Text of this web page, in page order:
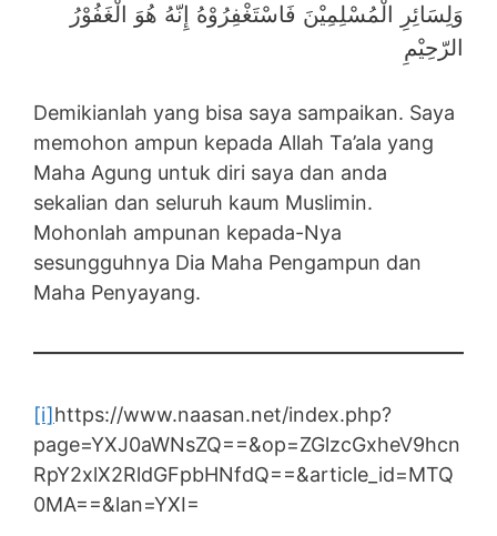
وَلِسَائِرِ الْمُسْلِمِيْنَ فَاسْتَغْفِرُوْهُ إِنّهُ هُوَ الْغَفُوْرُ
الرّحِيْمِ
Demikianlah yang bisa saya sampaikan. Saya
memohon ampun kepada Allah Ta’ala yang
Maha Agung untuk diri saya dan anda
sekalian dan seluruh kaum Muslimin.
Mohonlah ampunan kepada-Nya
sesungguhnya Dia Maha Pengampun dan
Maha Penyayang.
[i]https://www.naasan.net/index.php?
page=YXJ0aWNsZQ==&op=ZGlzcGxheV9hcn
RpY2xlX2RldGFpbHNfdQ==&article_id=MTQ
0MA==&lan=YXI=